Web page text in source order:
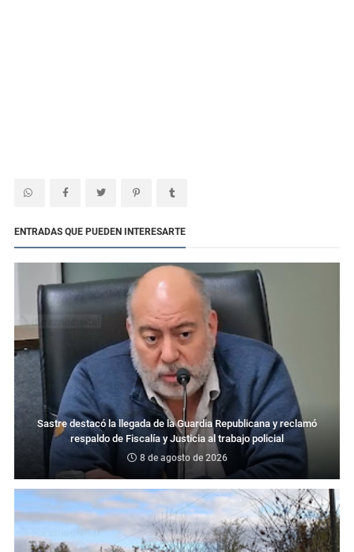
ENTRADAS QUE PUEDEN INTERESARTE
Sastre destacó la llegada de la Guardia Republicana y reclamó
respaldo de Fiscalía y Justicia al trabajo policial
8 de agosto de 2026